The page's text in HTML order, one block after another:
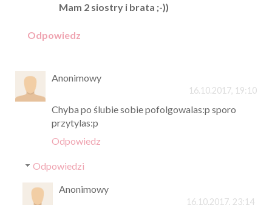
Mam 2 siostry i brata ;-))
Odpowiedz
Anonimowy
16.10.2017, 19:10
Chyba po ślubie sobie pofolgowalas:p sporo
przytylas:p
Odpowiedz
Odpowiedzi
Anonimowy
16.10.2017, 23:14